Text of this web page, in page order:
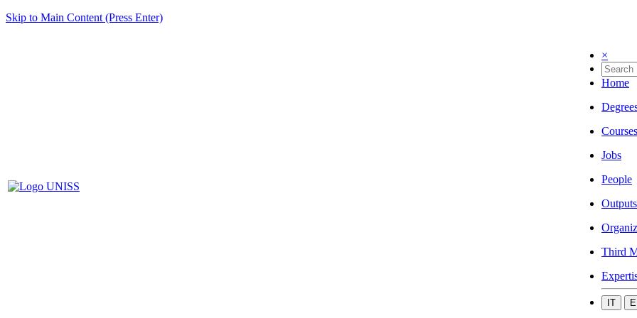
Skip to Main Content (Press Enter)
×
Home
Courses
Jobs
People
Outputs
Third
IT